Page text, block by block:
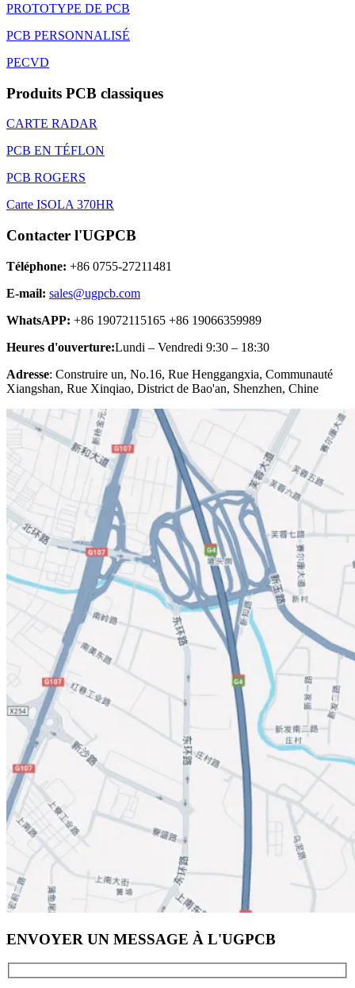
PROTOTYPE DE PCB
PCB PERSONNALISÉ
PECVD
Produits PCB classiques
CARTE RADAR
PCB EN TÉFLON
PCB ROGERS
Carte ISOLA 370HR
Contacter l'UGPCB
Téléphone: +86 0755-27211481
E-mail: sales@ugpcb.com
WhatsAPP: +86 19072115165 +86 19066359989
Heures d'ouverture:Lundi – Vendredi 9:30 – 18:30
Adresse: Construire un, No.16, Rue Henggangxia, Communauté
Xiangshan, Rue Xinqiao, District de Bao'an, Shenzhen, Chine
ENVOYER UN MESSAGE À L'UGPCB